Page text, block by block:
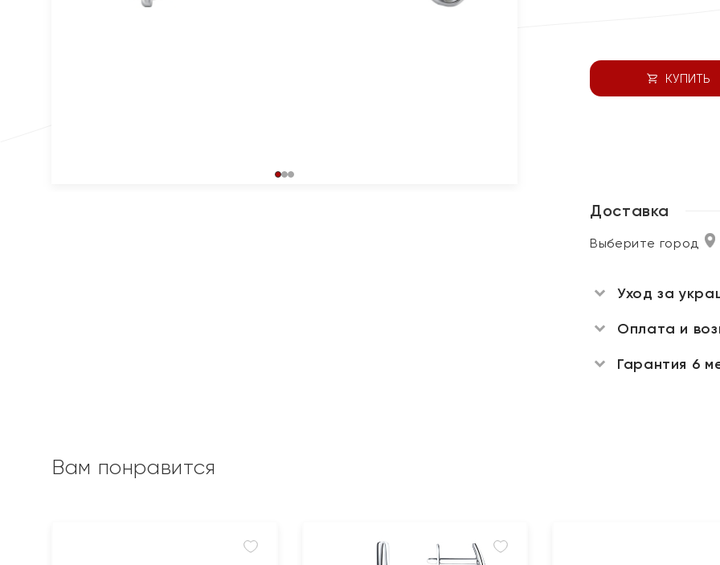
КУПИТЬ
Доставка
Выберите город
Уход за
Оплата и
Гарантия 6
Вам понравится